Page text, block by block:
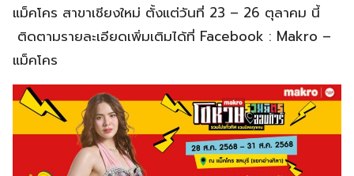
แม็คโคร สาขาเชียงใหม่ ตั้งแต่วันที่ 23 – 26 ตุลาคม นี้
ติดตามรายละเอียดเพิ่มเติมได้ที่ Facebook : Makro –
แม็คโคร